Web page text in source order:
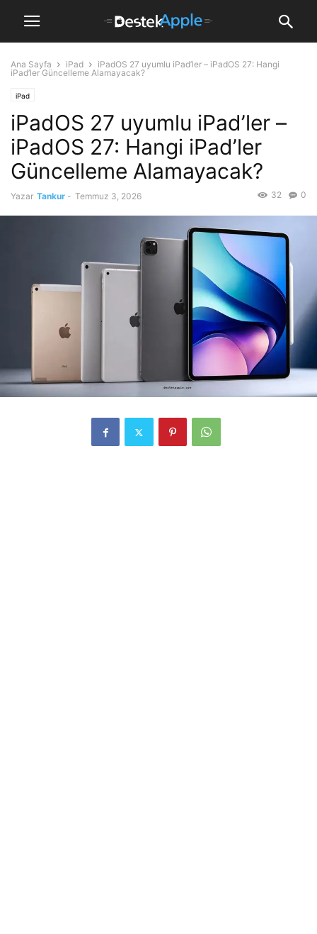
Ana Sayfa iPad
iPadOS 27 uyumlu iPad’ler – iPadOS 27: Hangi
iPad’ler Güncelleme Alamayacak?
iPad
iPadOS 27 uyumlu iPad’ler –
iPadOS 27: Hangi iPad’ler
Güncelleme Alamayacak?
Yazar Tankur - Temmuz 3, 2026 0
32